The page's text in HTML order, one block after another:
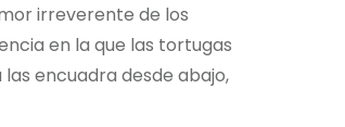
irreverente de los
en la que las tortugas
encuadra desde abajo,